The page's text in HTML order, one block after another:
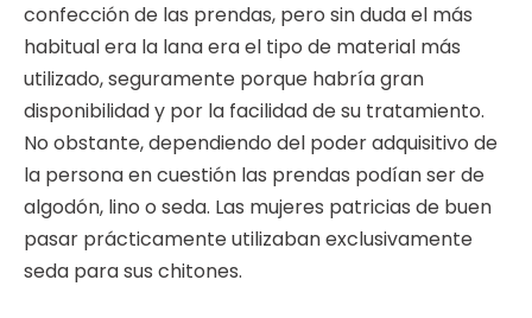
confección de las prendas, pero sin duda el más
habitual era la lana era el tipo de material más
utilizado, seguramente porque habría gran
disponibilidad y por la facilidad de su tratamiento.
No obstante, dependiendo del poder adquisitivo de
la persona en cuestión las prendas podían ser de
algodón, lino o seda. Las mujeres patricias de buen
pasar prácticamente utilizaban exclusivamente
seda para sus chitones.